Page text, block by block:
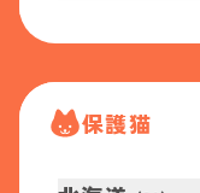
保護猫